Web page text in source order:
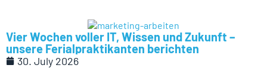
Vier Wochen voller IT, Wissen und Zukunft –
unsere Ferialpraktikanten berichten
30. July 2026